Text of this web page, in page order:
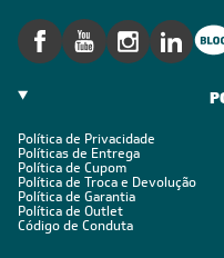
Política de Privacidade
Políticas de Entrega
Política de Cupom
Política de Troca e Devolução
Política de Garantia
Política de Outlet
Código de Conduta